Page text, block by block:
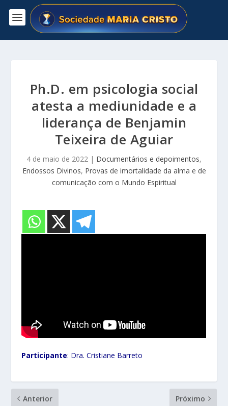
Ph.D. em psicologia social
atesta a mediunidade e a
liderança de Benjamin
Teixeira de Aguiar
4 de maio de 2022 | Documentários e depoimentos,
Endossos Divinos, Provas de imortalidade da alma e de
comunicação com o Mundo Espiritual
Participante: Dra. Cristiane Barreto
Anterior Próximo